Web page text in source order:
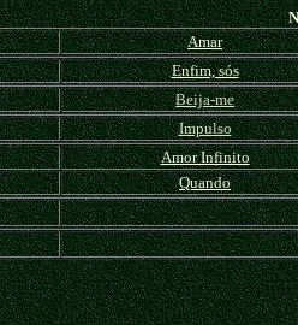
Amar
Enfim, sós
Beija-me
Impulso
Amor Infinito
Quando